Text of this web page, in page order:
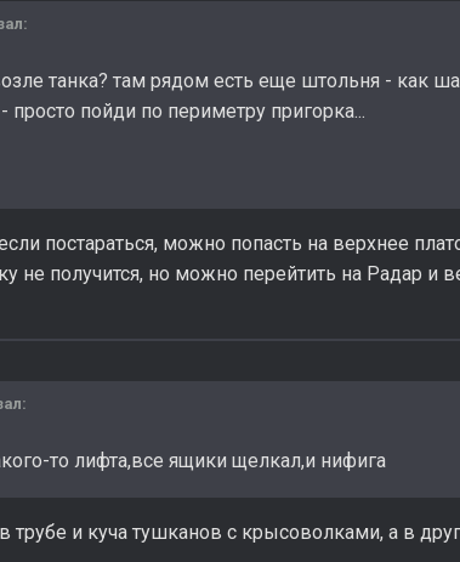
танка? там рядом есть еще штольня - как
пойди по периметру пригорка...
постараться, можно попасть на верхнее
не получится, но можно перейтить на Радар и
то лифта,все ящики щелкал,и нифига
трубе и куча тушканов с крысоволками, а в